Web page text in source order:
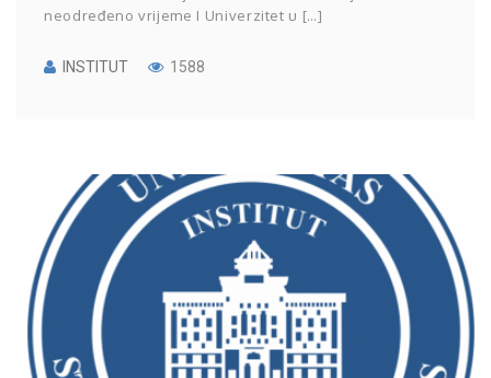
neodređeno vrijeme I Univerzitet u […]
INSTITUT 1588